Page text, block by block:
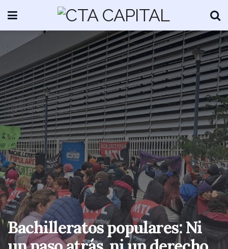
Bachilleratos populares: Ni